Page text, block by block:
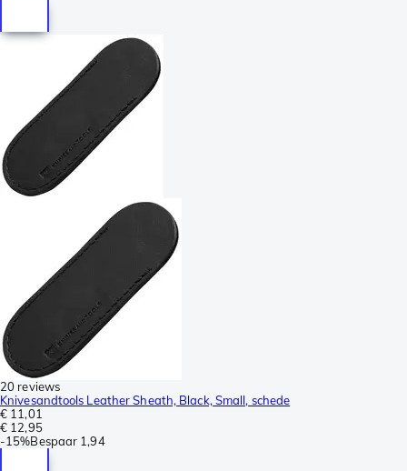
20 reviews
Knivesandtools Leather Sheath, Black, Small, schede
€ 11,01
€ 12,95
-15%Bespaar 1,94